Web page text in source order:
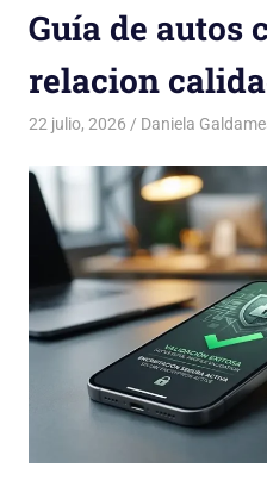
Guía de autos
relacion
22 julio, 2026 Daniela